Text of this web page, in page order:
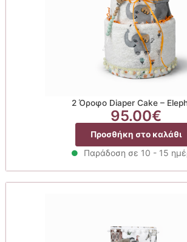
2 Όροφο Diaper Cake –
95.00€
Προσθήκη στο καλάθι
Παράδοση σε 10 - 15